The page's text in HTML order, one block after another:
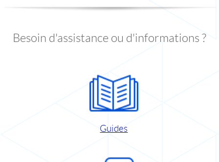
Besoin d'assistance ou d'informations ?
Guides